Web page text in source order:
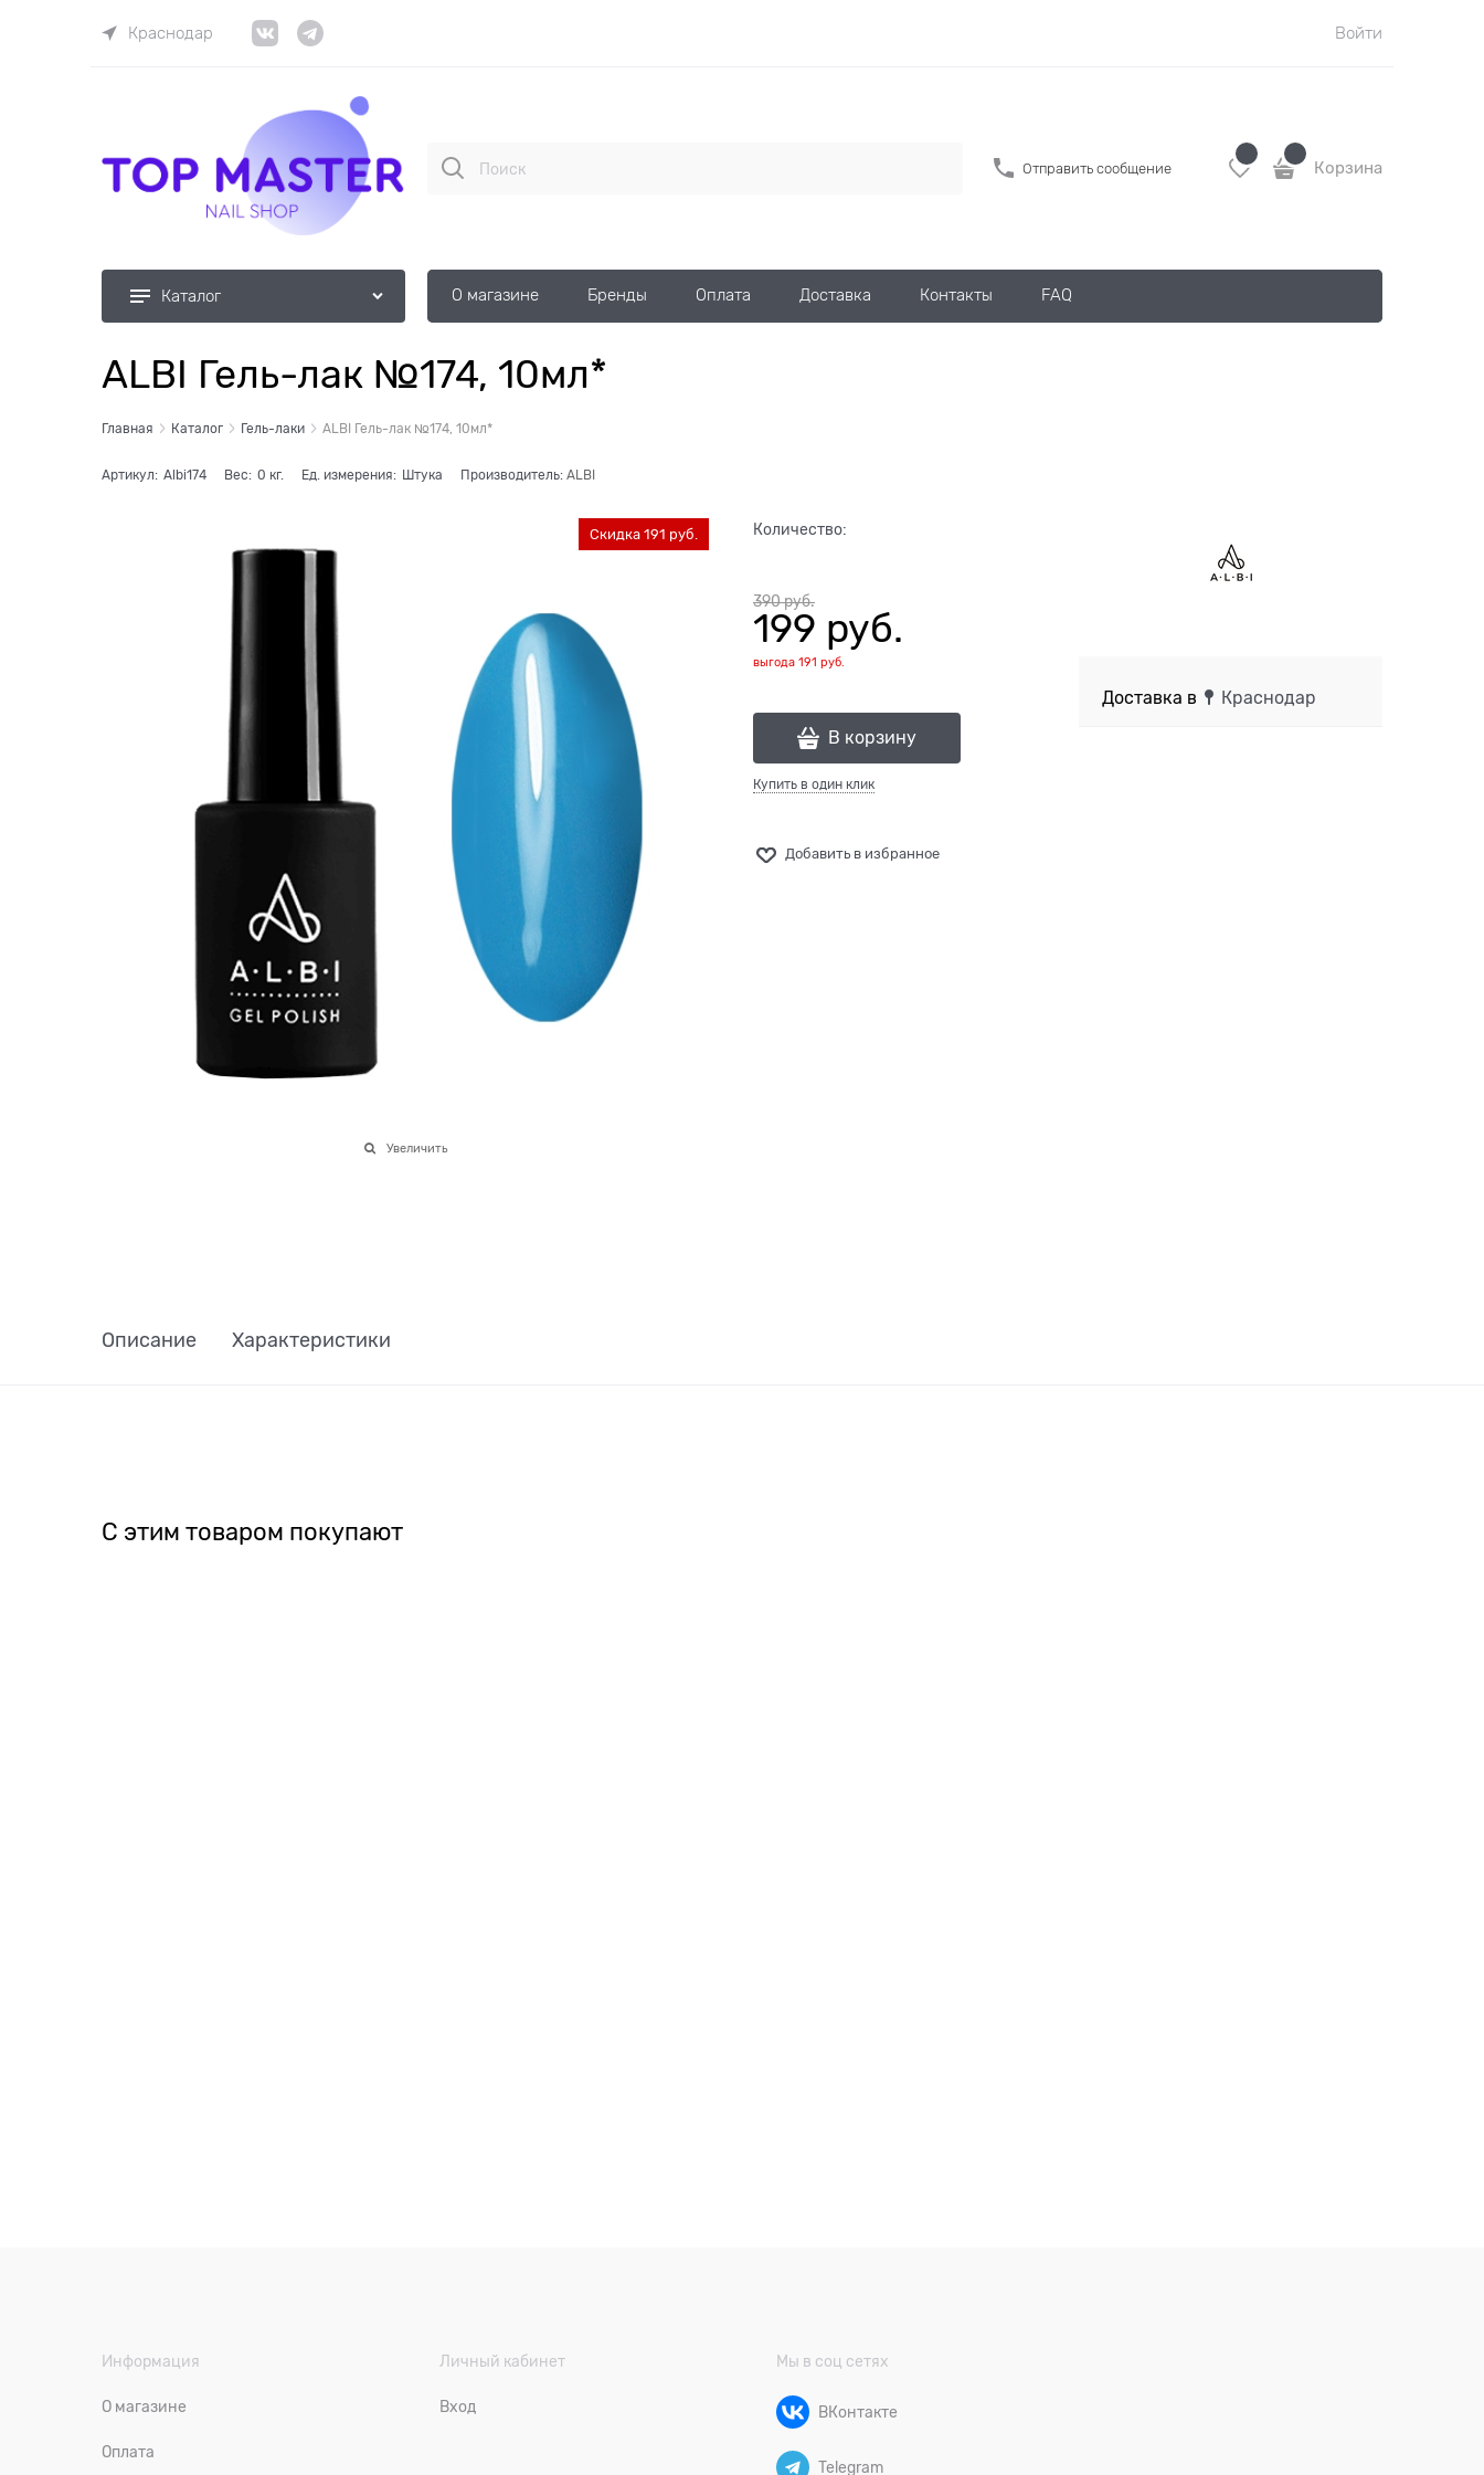
Краснодар Войти
Отправить сообщение Корзина
Каталог О магазине Бренды Оплата Доставка Контакты FAQ
ALBI Гель-лак №174, 10мл*
Главная Каталог Гель-лаки ALBI Гель-лак №174, 10мл*
Артикул: Albi174 Вес: 0 кг. Ед. измерения: Штука Производитель: ALBI
Скидка 191 руб.
Увеличить
Количество:
390 руб.
199 руб.
выгода 191 руб.
В корзину
Купить в один клик
Добавить в избранное
Доставка в Краснодар
Описание Характеристики
С этим товаром покупают
Информация
О магазине
Оплата
Личный кабинет
Вход
Мы в соц сетях
ВКонтакте
Telegram